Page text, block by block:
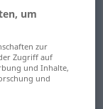
um
zur
Zugriff auf
und Inhalte,
und